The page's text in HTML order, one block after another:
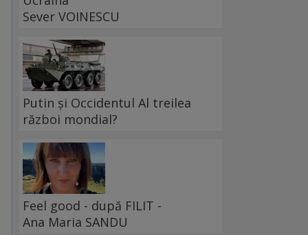
Sever VOINESCU
Putin și Occidentul Al treilea
război mondial?
Feel good - după FILIT -
Ana Maria SANDU